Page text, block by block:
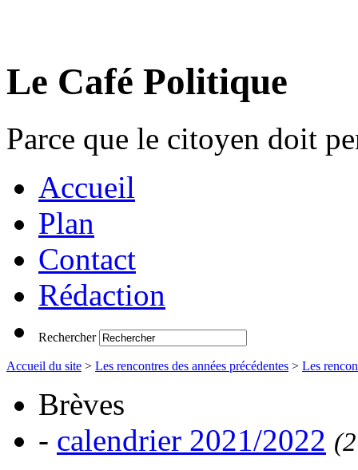
Le Café Politique
Parce que le citoyen doit
Accueil
Plan
Contact
Rédaction
Rechercher
Accueil du site > Les rencontres des années précédentes > Les
Brèves
- calendrier 2021/2022